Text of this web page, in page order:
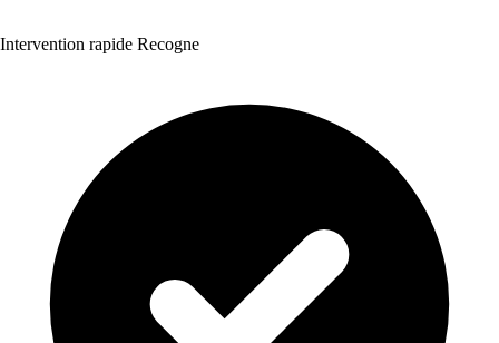
Intervention rapide Recogne